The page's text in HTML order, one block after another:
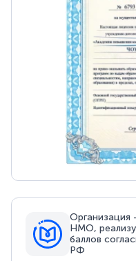
Организация
НМО,
баллов
РФ